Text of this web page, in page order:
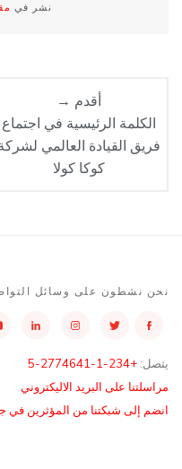
نشر في
أقدم →
الكلمة الرئيسية في اجتماع
فريق القيادة العالمي
كوكا كولا
نحن نشطون على وسائل
يتصل: +234-1-2774641-5
مراسلتنا على البريد الاليكتروني
انضم إلى شبكتنا من المؤثرين في